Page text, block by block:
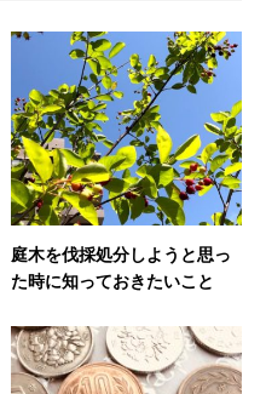
庭木を伐採処分しようと思っ
た時に知っておきたいこと